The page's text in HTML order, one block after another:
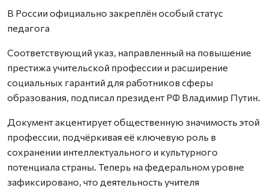
В России официально закреплён особый статус
педагога
Соответствующий указ, направленный на повышение
престижа учительской профессии и расширение
социальных гарантий для работников сферы
образования, подписал президент РФ Владимир Путин.
Документ акцентирует общественную значимость этой
профессии, подчёркивая её ключевую роль в
сохранении интеллектуального и культурного
потенциала страны. Теперь на федеральном уровне
зафиксировано, что деятельность учителя